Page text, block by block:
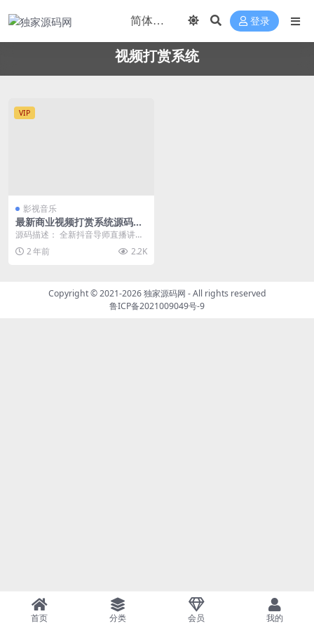
登录
视频打赏系统
VIP
影视音乐
最新商业视频打赏系统源码拥
有多套模板包含代理后台已对
源码描述： 全新抖音导师直播讲解
功能+全新短视频仿探探左滑右滑皇
帝选妃效果裂变分...
2 年前 2.2K
Copyright © 2021-2026独家源码网 - All rights reserved
鲁ICP备2021009049号-9
首页 分类 会员 我的